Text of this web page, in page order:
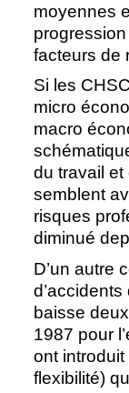
moyennes
facteurs de
Si les
micro
macro
du travail et
semblent
risques
diminué
D’un autre
baisse
1987 pour
ont
flexibilité)